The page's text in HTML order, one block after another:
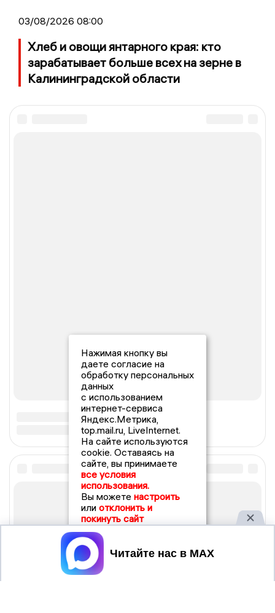
03/08/2026 08:00
Хлеб и овощи янтарного края: кто
зарабатывает больше всех на зерне в
Калининградской области
Нажимая кнопку вы
даете согласие на
обработку персональных
данных
с использованием
интернет-сервиса
Яндекс.Метрика,
top.mail.ru, LiveInternet.
На сайте используются
cookie. Оставаясь на
сайте, вы принимаете
все условия
использования.
Вы можете настроить
или отклонить и
покинуть сайт
Принять